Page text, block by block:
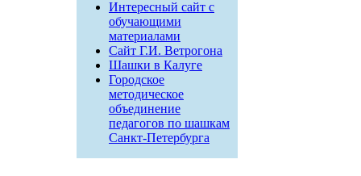
Интересный сайт с
обучающими
материалами
Сайт Г.И. Ветрогона
Шашки в Калуге
Городское
методическое
объединение
педагогов по шашкам
Санкт-Петербурга